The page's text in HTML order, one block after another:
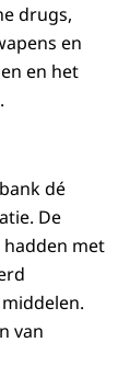
drugs,
en
en het
dé
De
met
van